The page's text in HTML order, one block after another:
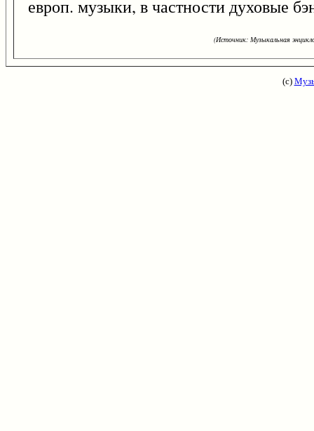
европ. музыки, в частности духовые
(Источник: Музыкальная
(с)